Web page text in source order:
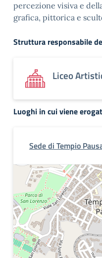
percezione visiva e
grafica, pittorica e
Struttura responsabile
Liceo
Luoghi in cui viene
Sede di Tempio